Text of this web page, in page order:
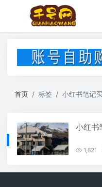
首页 标签 小红书笔记
1,621